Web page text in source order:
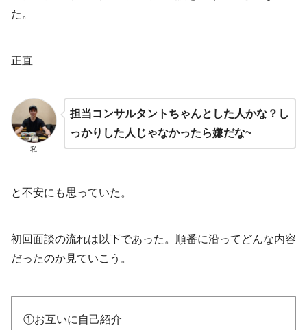
た。
正直
私
担当コンサルタントちゃんとした人かな？し
っかりした人じゃなかったら嫌だな~
と不安にも思っていた。
初回面談の流れは以下であった。順番に沿ってどんな内容
だったのか見ていこう。
①お互いに自己紹介